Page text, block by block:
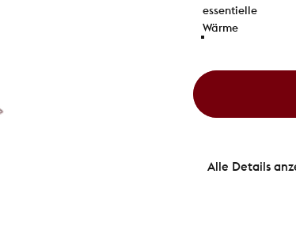
essentielle
Wärme
Alle Details